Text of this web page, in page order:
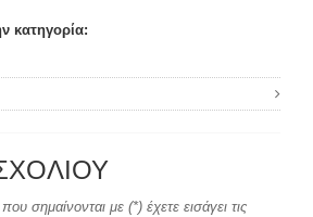
κατηγορία:
σημαίνονται με (*) έχετε εισάγει τις